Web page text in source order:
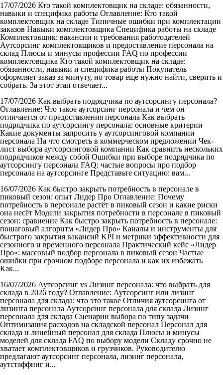
17/07/2026 Кто такой комплектовщик на складе: обязанности,
навыки и специфика работы Оглавление: Кто такой
комплектовщик на складе Типичные ошибки при комплектации
заказов Навыки комплектовщика Специфика работы на складе
Комплектовщик: вакансии и требования работодателей
Аутсорсинг комплектовщиков и предоставление персонала на
склад Плюсы и минусы профессии FAQ по профессии
комплектовщика Кто такой комплектовщик на складе:
обязанности, навыки и специфика работы Покупатель
оформляет заказ за минуту, но товар еще нужно найти, сверить и
собрать. За этот этап отвечает...
17/07/2026 Как выбрать подрядчика по аутсорсингу персонала?
Оглавление: Что такое аутсорсинг персонала и чем он
отличается от предоставления персонала Как выбрать
подрядчика по аутсорсингу персонала: основные критерии
Какие документы запросить у аутсорсинговой компании
персонала На что смотреть в коммерческом предложении Чек-
лист выбора аутсорсинговой компании Как сравнить нескольких
подрядчиков между собой Ошибки при выборе подрядчика по
аутсорсингу персонала FAQ: частые вопросы про подбор
персонала на аутсорсинге Представьте ситуацию: вам...
16/07/2026 Как быстро закрыть потребность в персонале в
пиковый сезон: опыт Лидер Про Оглавление: Почему
потребность в персонале растёт в пиковый сезон и какие риски
она несёт Модели закрытия потребности в персонале в пиковый
сезон: сравнение Как быстро закрыть потребность в персонале:
пошаговый алгоритм «Лидер Про» Каналы и инструменты для
быстрого закрытия вакансий KPI и метрики эффективности для
сезонного и временного персонала Практический кейс «Лидер
Про»: массовый подбор персонала в пиковый сезон Частые
ошибки при срочном подборе персонала и как их избежать
Как...
16/07/2026 Аутсорсинг vs Лизинг персонала: что выбрать для
склада в 2026 году? Оглавление: Аутсорсинг или лизинг
персонала для склада: что это такое Отличия аутсорсинга от
лизинга персонала Аутсорсинг персонала для склада Лизинг
персонала для склада Сценарии выбора по типу задачи
Оптимизация расходов на складской персонал Персонал для
склада и линейный персонал для склада Плюсы и минусы
моделей для склада FAQ по выбору модели Складу срочно не
хватает комплектовщиков и грузчиков. Руководителю
предлагают аутсорсинг персонала, лизинг персонала,
аутстаффинг и...